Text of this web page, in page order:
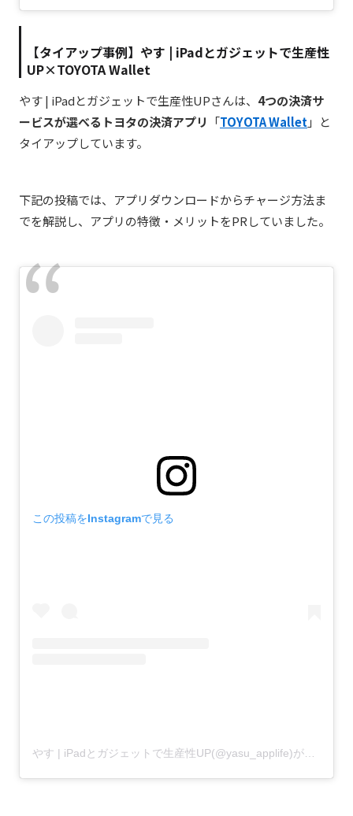
【タイアップ事例】 やす | iPadとガジェットで生産性
UP×TOYOTA Wallet
やす | iPadとガジェットで生産性UPさんは、 4つの決済サ
ービスが選べるトヨタの決済アプリ
「TOYOTA Wallet」と
タイアップしています。
下記の投稿では、アプリダウンロードからチャージ方法ま
でを解説し、アプリの特徴・メリットをPRしていました。
この投稿をInstagramで見る
やす | iPadとガジェットで生産性UP(@yasu_applife)がシェアした投稿